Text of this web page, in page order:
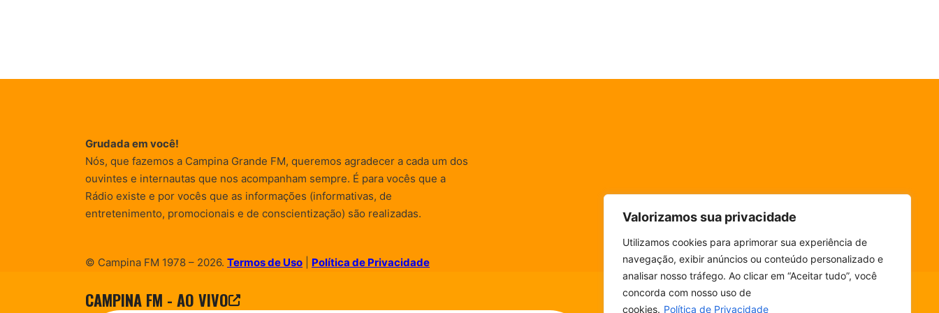
Valorizamos sua privacidade
Utilizamos cookies para aprimorar sua experiência de
navegação, exibir anúncios ou conteúdo personalizado e
analisar nosso tráfego. Ao clicar em “Aceitar tudo”, você
concorda com nosso uso de
cookies. Política de Privacidade
CAMPINA FM - AO VIVO
Grudada em você!
Nós, que fazemos a Campina Grande FM, queremos agradecer a cada um dos
ouvintes e internautas que nos acompanham sempre. É para vocês que a
Rádio existe e por vocês que as informações (informativas, de
entretenimento, promocionais e de conscientização) são realizadas.
© Campina FM 1978 – 2026. Termos de Uso
Política de Privacidade